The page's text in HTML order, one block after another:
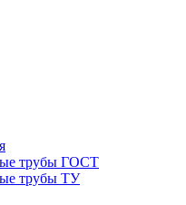
трубы ГОСТ
трубы ТУ